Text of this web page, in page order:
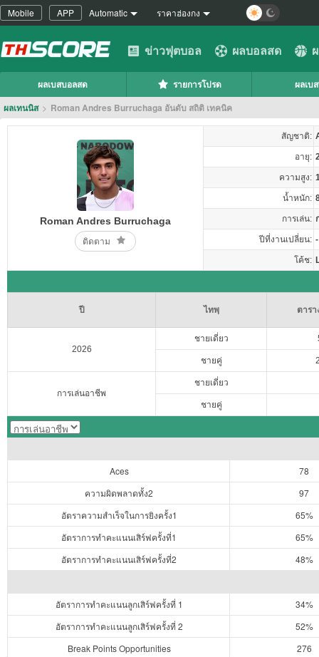
Mobile APP Automatic ราคาฮ่องกง
ข่าวฟุตบอล ผลบอลสด
ผลเบสบอลสด รายการโปรด
ผลเบ
ผลเทนนิส > Roman Andres Burruchaga อันดับ สถิติ เทคนิค
Roman Andres Burruchaga
ติดตาม
สัญชาติ:
อายุ:
ความสูง:
น้ำหนัก:
การเล่น:
ปีที่งานเปลี่ยน: -
โค้ช:
ปี ไทพฺ ตาร
2026
ชายเดี่ยว
ชายคู่
การเล่นอาชีพ
ชายเดี่ยว
ชายคู่
Aces
78
ความผิดพลาดทั้ง2
97
อัตราความสำเร็จในการยิงครั้ง1
65%
อัตราการทำคะแนนเสิร์ฟครั้งที่1
65%
อัตราการทำคะแนนเสิร์ฟครั้งที่2
48%
อัตราการทำคะแนนลูกเสิร์ฟครั้งที่ 1
34%
อัตราการทำคะแนนลูกเสิร์ฟครั้งที่ 2
52%
Break Points Opportunities
276